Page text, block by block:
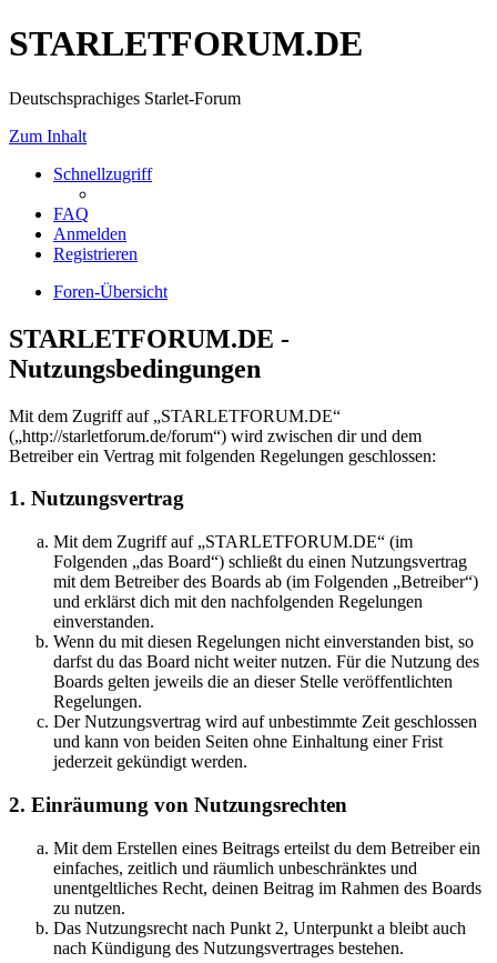
STARLETFORUM.DE
Deutschsprachiges Starlet-Forum
Zum Inhalt
Schnellzugriff
FAQ
Anmelden
Registrieren
Foren-Übersicht
STARLETFORUM.DE -
Nutzungsbedingungen
Mit dem Zugriff auf „STARLETFORUM.DE“
(„http://starletforum.de/forum“) wird zwischen dir und dem
Betreiber ein Vertrag mit folgenden Regelungen geschlossen:
1. Nutzungsvertrag
Mit dem Zugriff auf „STARLETFORUM.DE“ (im
Folgenden „das Board“) schließt du einen Nutzungsvertrag
mit dem Betreiber des Boards ab (im Folgenden „Betreiber“)
und erklärst dich mit den nachfolgenden Regelungen
einverstanden.
Wenn du mit diesen Regelungen nicht einverstanden bist, so
darfst du das Board nicht weiter nutzen. Für die Nutzung des
Boards gelten jeweils die an dieser Stelle veröffentlichten
Regelungen.
Der Nutzungsvertrag wird auf unbestimmte Zeit geschlossen
und kann von beiden Seiten ohne Einhaltung einer Frist
jederzeit gekündigt werden.
2. Einräumung von Nutzungsrechten
Mit dem Erstellen eines Beitrags erteilst du dem Betreiber ein
einfaches, zeitlich und räumlich unbeschränktes und
unentgeltliches Recht, deinen Beitrag im Rahmen des Boards
zu nutzen.
Das Nutzungsrecht nach Punkt 2, Unterpunkt a bleibt auch
nach Kündigung des Nutzungsvertrages bestehen.